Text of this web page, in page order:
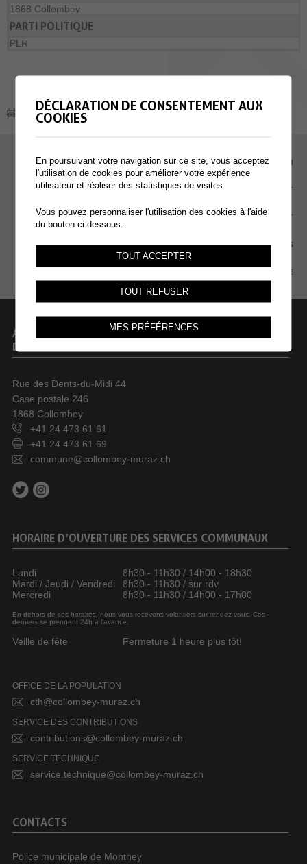
1868 Collombey
PARTI POLITIQUE
PLR
EMPLOI
CONTACT
EXTRANET
MENTIONS LÉGALES
PLAN DU SITE
ADMINISTRATION COMMUNALE
DE COLLOMBEY-MURAZ
Rue des Dents-du-Midi 44
Case postale 246
1868 Collombey
+41 24 473 61 61
+41 24 473 61 69
commune@collombey-muraz.ch
HORAIRE D’OUVERTURE DES SERVICES COMMUNAUX
Lundi
8h30 - 11h30 / 14h00 - 18h30
Mardi / Jeudi / Vendredi
8h30 - 11h30 / sur rdv
Mercredi
8h30 - 11h30 / 14h00 - 17h00
En dehors de ces horaires, nous vous recevons volontiers sur rendez-vous. Ces
derniers se prennent 24h à l’avance.
Veille de fête Fermeture 1 heure plus tôt!
OFFICE DE LA POPULATION
cth@collombey-muraz.ch
SERVICE DES CONTRIBUTIONS
contributions@collombey-muraz.ch
SERVICE TECHNIQUE
service.technique@collombey-muraz.ch
CONTACTS
Police municipale de Monthey
DÉCLARATION DE CONSENTEMENT AUX
COOKIES
En poursuivant votre navigation sur ce site, vous acceptez
l'utilisation de cookies pour améliorer votre expérience
utilisateur et réaliser des statistiques de visites.
Vous pouvez personnaliser l'utilisation des cookies à l'aide
du bouton ci-dessous.
TOUT ACCEPTER
TOUT REFUSER
MES PRÉFÉRENCES